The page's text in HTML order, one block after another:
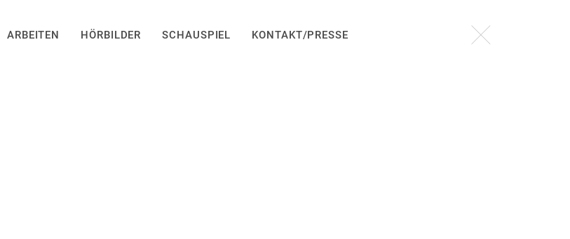
ARBEITEN HÖRBILDER SCHAUSPIEL KONTAKT/PRESSE